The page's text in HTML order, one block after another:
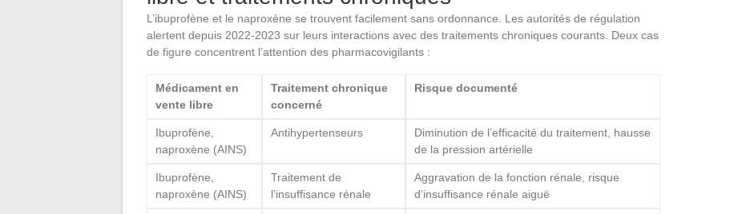
L’ibuprofène et le naproxène se trouvent facilement sans ordonnance. Les autorités de régulation
alertent depuis 2022-2023 sur leurs interactions avec des traitements chroniques courants. Deux cas
de figure concentrent l’attention des pharmacovigilants :
Médicament en
vente libre
Traitement chronique
concerné
Risque documenté
Ibuprofène,
naproxène (AINS)
Antihypertenseurs
Diminution de l’efficacité du traitement, hausse
de la pression artérielle
Ibuprofène,
naproxène (AINS)
Traitement de
l’insuffisance rénale
Aggravation de la fonction rénale, risque
d’insuffisance rénale aiguë